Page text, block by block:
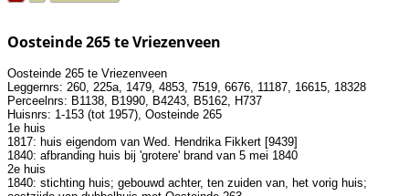
Oosteinde 265 te Vriezenveen
Oosteinde 265 te Vriezenveen
Leggernrs: 260, 225a, 1479, 4853, 7519, 6676, 11187, 16615, 18328
Perceelnrs: B1138, B1990, B4243, B5162, H737
Huisnrs: 1-153 (tot 1957), Oosteinde 265
1e huis
1817: huis eigendom van Wed. Hendrika Fikkert [9439]
1840: afbranding huis bij 'grotere' brand van 5 mei 1840
2e huis
1840: stichting huis; gebouwd achter, ten zuiden van, het vorig huis;